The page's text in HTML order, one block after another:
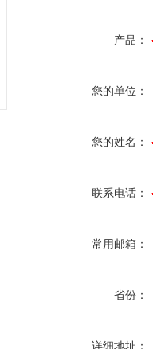
产品：
您的单位：
您的姓名：
联系电话：
常用邮箱：
省份：
详细地址：